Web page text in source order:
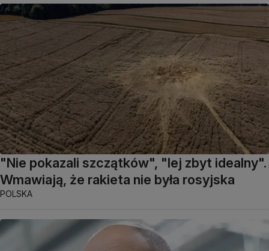
"Nie pokazali szczątków", "lej zbyt idealny".
Wmawiają, że rakieta nie była rosyjska
POLSKA